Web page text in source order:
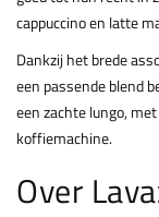
cappuccino en latte
Dankzij het brede
een passende blend
een zachte lungo,
koffiemachine.
Over